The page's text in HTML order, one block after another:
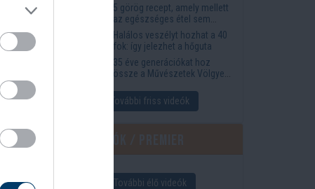
5 görög recept, amely mellett
az egészséges étel sem
tűnik lemondásnak
Halálos veszélyt hozhat a 40
fok: így jelezhet a hőguta
35 éve generációkat hoz
össze a Művészetek Völgye
és a bérletár
További friss videók
További élő videók